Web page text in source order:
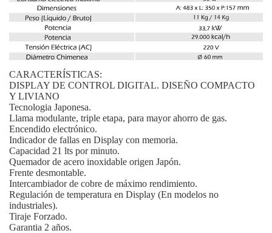
CARACTERÍSTICAS:
DISPLAY DE CONTROL DIGITAL. DISEÑO COMPACTO
Y LIVIANO
Tecnologia Japonesa.
Llama modulante, triple etapa, para mayor ahorro de gas.
Encendido electrónico.
Indicador de fallas en Display con memoria.
Capacidad 21 lts por minuto.
Quemador de acero inoxidable origen Japón.
Frente desmontable.
Intercambiador de cobre de máximo rendimiento.
Regulación de temperatura en Display (En modelos no
industriales).
Tiraje Forzado.
Garantia 2 años.